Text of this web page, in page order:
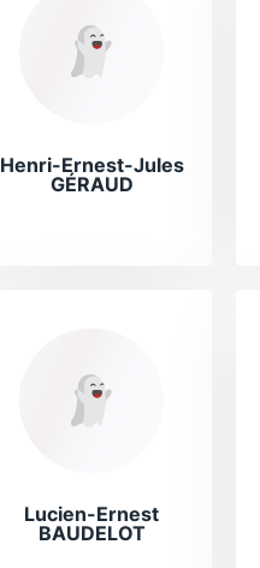
Henri-Ernest-Jules
GÉRAUD
Lucien-Ernest
BAUDELOT